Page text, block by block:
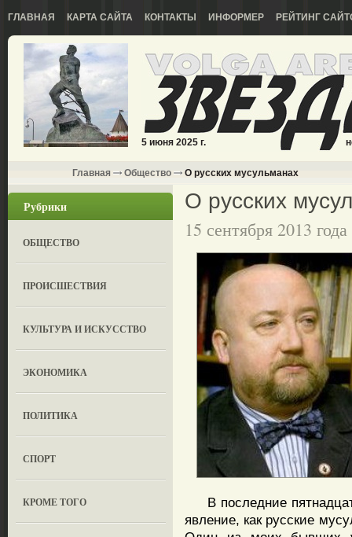
ГЛАВНАЯ КАРТА САЙТА КОНТАКТЫ ИНФОРМЕР РЕЙТИНГ
5 июня 2025 г.
Главная Общество О русских мусульманах
Рубрики
ОБЩЕСТВО
ПРОИСШЕСТВИЯ
КУЛЬТУРА И ИСКУССТВО
ЭКОНОМИКА
ПОЛИТИКА
СПОРТ
КРОМЕ ТОГО
О русских
15 сентября 2013 года
В последние
явление, как русские